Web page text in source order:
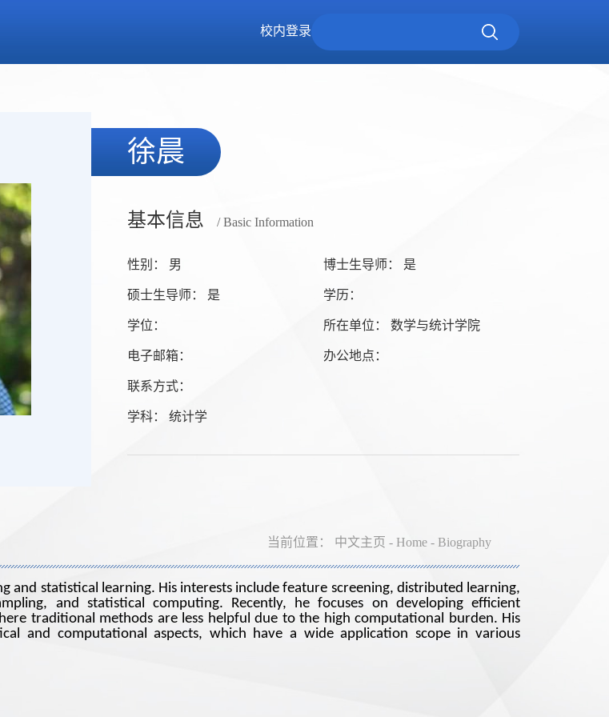
校内登录
徐晨
基本信息 / Basic Information
性别： 男 博士生导师： 是
硕士生导师： 是 学历：
学位： 所在单位： 数学与统计学院
电子邮箱： 办公地点：
联系方式：
学科： 统计学
当前位置： 中文主页 -Home - Biography